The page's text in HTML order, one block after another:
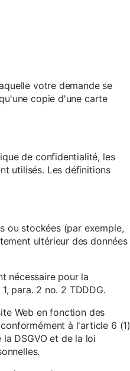
votre demande se
copie d'une carte
de confidentialité, les
utilisés. Les définitions
ou stockées (par exemple,
ultérieur des données
nécessaire pour la
para. 2 no. 2 TDDDG.
Web en fonction des
à l'article 6 (1)
DSGVO et de la loi